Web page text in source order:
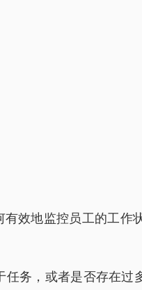
效地监控员工的工作
务，或者是否存在过